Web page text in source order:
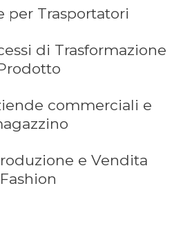
per Trasportatori
di Trasformazione
commerciali e
e Vendita
Fashion